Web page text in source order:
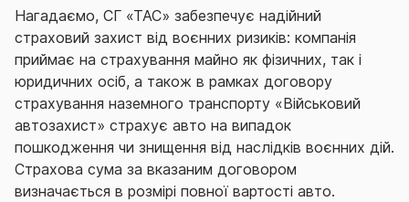
Нагадаємо, СГ «ТАС» забезпечує надійний
страховий захист від воєнних ризиків: компанія
приймає на страхування майно як фізичних, так і
юридичних осіб, а також в рамках договору
страхування наземного транспорту «Військовий
автозахист» страхує авто на випадок
пошкодження чи знищення від наслідків воєнних дій.
Страхова сума за вказаним договором
визначається в розмірі повної вартості авто.